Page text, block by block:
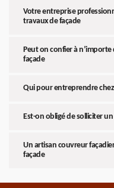
Votre entreprise
travaux de façade
Peut on confier à
façade
Qui pour entreprendre
Est-on obligé de solliciter
Un artisan couvreur
façade